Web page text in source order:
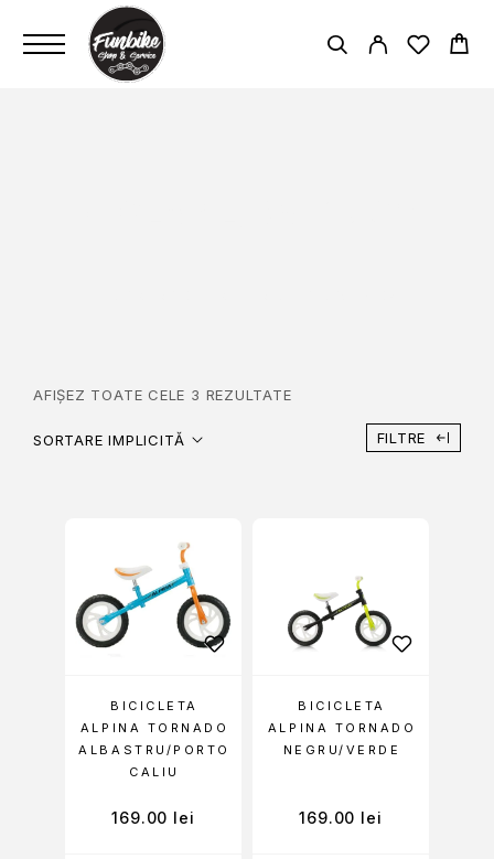
AFIȘEZ TOATE CELE 3 REZULTATE
SORTARE IMPLICITĂ FILTRE
BICICLETA
ALPINA TORNADO
ALBASTRU/PORTO
CALIU
169.00 lei
BICICLETA
ALPINA TORNADO
NEGRU/VERDE
169.00 lei